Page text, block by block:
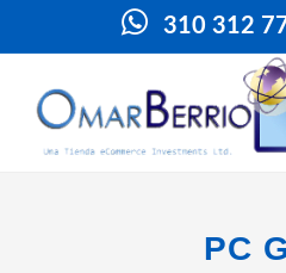
310 312
PC